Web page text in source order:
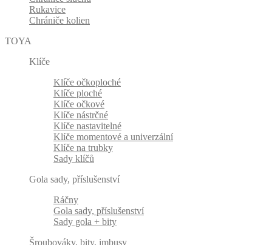
Rukavice
Chrániče kolien
TOYA
Klíče
Klíče očkoploché
Klíče ploché
Klíče očkové
Klíče nástrčné
Klíče nastavitelné
Klíče momentové a univerzální
Klíče na trubky
Sady klíčů
Gola sady, příslušenství
Ráčny
Gola sady, příslušenství
Sady gola + bity
Šroubováky, bity, imbusy